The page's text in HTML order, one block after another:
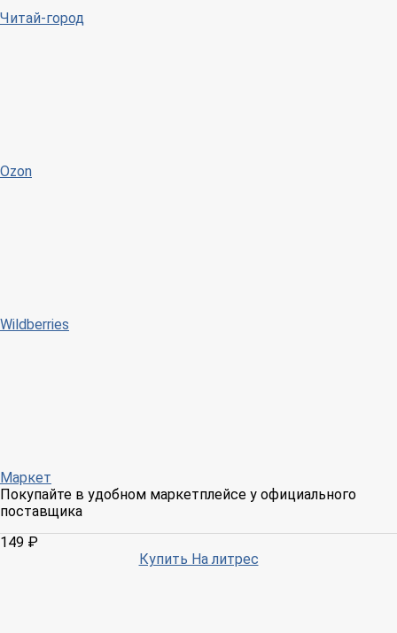
Читай-город
Ozon
Wildberries
Маркет
Покупайте в удобном маркетплейсе у официального
поставщика
149 ₽
Купить На литрес